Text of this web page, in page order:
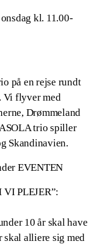
kl. 11.00-
på en rejse rundt
Vi flyver med
Drømmeland
trio spiller
Skandinavien.
EVENTEN
VI PLEJER”:
10 år skal have
skal alliere sig med